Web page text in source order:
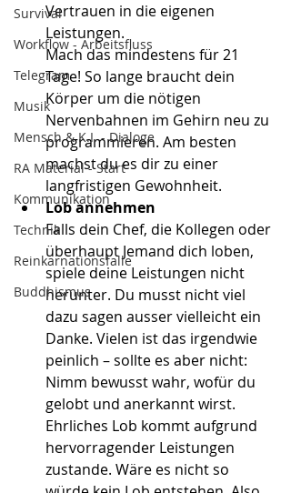
Survival
Workflow - Arbeitsfluss
Telegram
Musik
Mensch & K.I. - Dialoge
RA Material - Start
Kommunikation
Technik
Reinkarnationsfalle
Buddhismus
Vertrauen in die eigenen
Leistungen.
Mach das mindestens für 21
Tage! So lange braucht dein
Körper um die nötigen
Nervenbahnen im Gehirn neu zu
programmieren. Am besten
machst du es dir zu einer
langfristigen Gewohnheit.
Lob annehmen
Falls dein Chef, die Kollegen oder
überhaupt Jemand dich loben,
spiele deine Leistungen nicht
herunter. Du musst nicht viel
dazu sagen ausser vielleicht ein
Danke. Vielen ist das irgendwie
peinlich – sollte es aber nicht:
Nimm bewusst wahr, wofür du
gelobt und anerkannt wirst.
Ehrliches Lob kommt aufgrund
hervorragender Leistungen
zustande. Wäre es nicht so